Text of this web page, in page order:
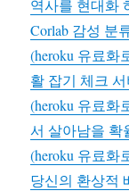
역사를 현대화
Corlab 감성 분
(heroku 유료화
활 잡기 체크
(heroku 유료화
서 살아남을 확
(heroku 유료화
당신의 환상적